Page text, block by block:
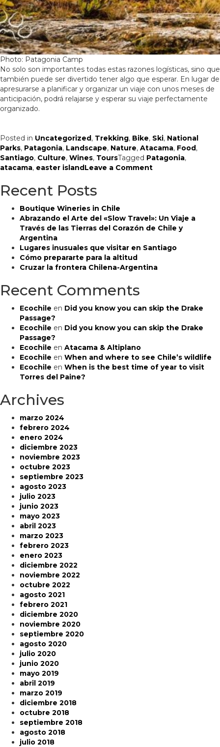
Photo: Patagonia Camp
No solo son importantes todas estas razones logísticas, sino que
también puede ser divertido tener algo que esperar. En lugar de
apresurarse a planificar y organizar un viaje con unos meses de
anticipación, podrá relajarse y esperar su viaje perfectamente
organizado.
Posted in Uncategorized, Trekking, Bike, Ski, National
Parks, Patagonia, Landscape, Nature, Atacama, Food,
Santiago, Culture, Wines, ToursTagged Patagonia,
atacama, easter islandLeave a Commenton
buena
idea
sus
a
Recent Posts
Boutique Wineries in Chile
Abrazando el Arte del «Slow Travel»: Un Viaje a
Través de las Tierras del Corazón de Chile y
Argentina
Lugares inusuales que visitar en Santiago
Cómo prepararte para la altitud
Cruzar la frontera Chilena-Argentina
Recent Comments
Ecochile en Did you know you can skip the Drake
Passage?
Ecochile en Did you know you can skip the Drake
Passage?
Ecochile en Atacama & Altiplano
Ecochile en When and where to see Chile’s wildlife
Ecochile en When is the best time of year to visit
Torres del Paine?
Archives
marzo 2024
febrero 2024
enero 2024
diciembre 2023
noviembre 2023
octubre 2023
septiembre 2023
agosto 2023
julio 2023
junio 2023
mayo 2023
abril 2023
marzo 2023
febrero 2023
enero 2023
diciembre 2022
noviembre 2022
octubre 2022
agosto 2021
febrero 2021
diciembre 2020
noviembre 2020
septiembre 2020
agosto 2020
julio 2020
junio 2020
mayo 2019
abril 2019
marzo 2019
diciembre 2018
octubre 2018
septiembre 2018
agosto 2018
julio 2018